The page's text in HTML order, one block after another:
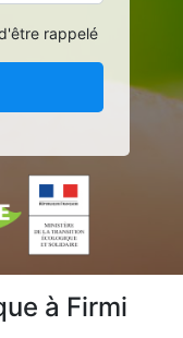
rappelé
à Firmi